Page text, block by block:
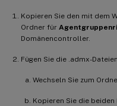
Kopieren Sie den mit dem
Ordner für
Domänencontroller.
Fügen Sie die .admx-
Wechseln Sie zum
Kopieren Sie die beiden